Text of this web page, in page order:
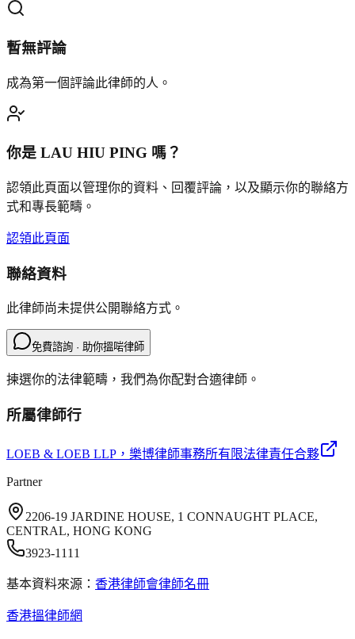
暫無評論
成為第一個評論此律師的人。
你是 LAU HIU PING 嗎？
認領此頁面以管理你的資料、回覆評論，以及顯示你的聯絡方
式和專長範疇。
認領此頁面
聯絡資料
此律師尚未提供公開聯絡方式。
免費諮詢 · 助你搵啱律師
揀選你的法律範疇，我們為你配對合適律師。
所屬律師行
LOEB & LOEB LLP ，樂博律師事務所有限法律責任合夥
Partner
2206-19 JARDINE HOUSE, 1 CONNAUGHT PLACE,
CENTRAL, HONG KONG
3923-1111
基本資料來源： 香港律師會律師名冊
香港搵律師網